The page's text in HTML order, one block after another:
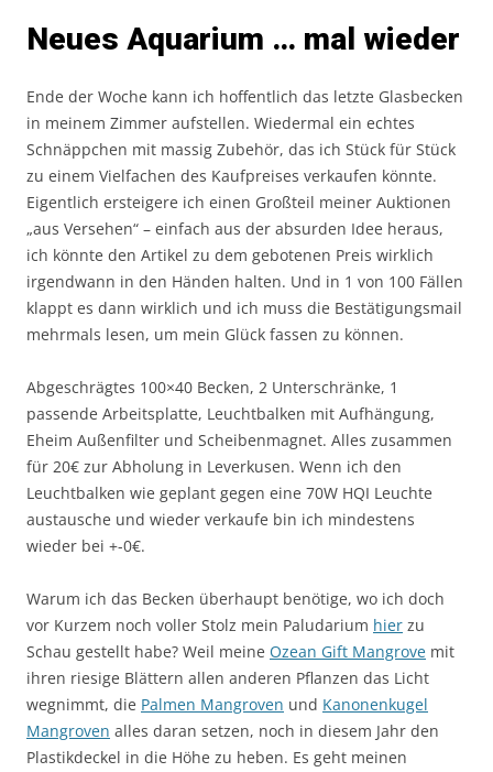
Neues Aquarium … mal wieder
Ende der Woche kann ich hoffentlich das letzte Glasbecken
in meinem Zimmer aufstellen. Wiedermal ein echtes
Schnäppchen mit massig Zubehör, das ich Stück für Stück
zu einem Vielfachen des Kaufpreises verkaufen könnte.
Eigentlich ersteigere ich einen Großteil meiner Auktionen
„aus Versehen“ – einfach aus der absurden Idee heraus,
ich könnte den Artikel zu dem gebotenen Preis wirklich
irgendwann in den Händen halten. Und in 1 von 100 Fällen
klappt es dann wirklich und ich muss die Bestätigungsmail
mehrmals lesen, um mein Glück fassen zu können.
Abgeschrägtes 100×40 Becken, 2 Unterschränke, 1
passende Arbeitsplatte, Leuchtbalken mit Aufhängung,
Eheim Außenfilter und Scheibenmagnet. Alles zusammen
für 20€ zur Abholung in Leverkusen. Wenn ich den
Leuchtbalken wie geplant gegen eine 70W HQI Leuchte
austausche und wieder verkaufe bin ich mindestens
wieder bei +-0€.
Warum ich das Becken überhaupt benötige, wo ich doch
vor Kurzem noch voller Stolz mein Paludarium hier zu
Schau gestellt habe? Weil meine Ozean Gift Mangrove mit
ihren riesige Blättern allen anderen Pflanzen das Licht
wegnimmt, die Palmen Mangroven und Kanonenkugel
Mangroven alles daran setzen, noch in diesem Jahr den
Plastikdeckel in die Höhe zu heben. Es geht meinen